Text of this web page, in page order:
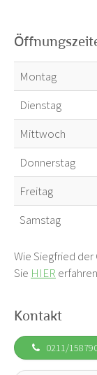
Montag
Dienstag
Mittwoch
Donnerstag
Freitag
Samstag
Wie Siegfried
Sie HIER
Kontakt
0211/